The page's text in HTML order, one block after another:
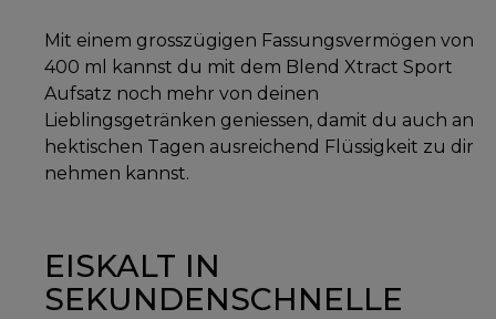
Mit einem grosszügigen Fassungsvermögen von
400 ml kannst du mit dem Blend Xtract Sport
Aufsatz noch mehr von deinen
Lieblingsgetränken geniessen, damit du auch an
hektischen Tagen ausreichend Flüssigkeit zu dir
nehmen kannst.
EISKALT IN
SEKUNDENSCHNELLE